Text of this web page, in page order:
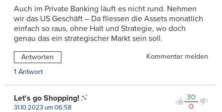
Auch im Private Banking läuft es nicht rund. Nehmen
wir das US Geschäft – Da fliessen die Assets monatlich
einfach so raus, ohne Halt und Strategie, wo doch
genau das ein strategischer Markt sein soll.
Antworten
Kommentar melden
1 Antwort
30
0
Let's go Shopping!
31.10.2023 um 06:58